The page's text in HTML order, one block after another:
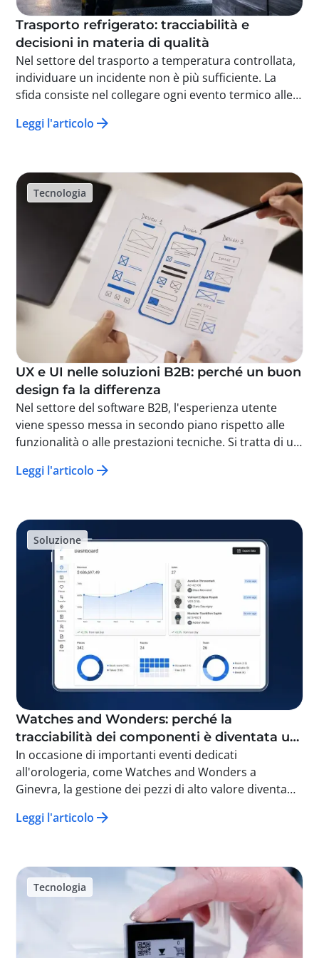
Trasporto refrigerato: tracciabilità e
decisioni in materia di qualità
Nel settore del trasporto a temperatura controllata,
individuare un incidente non è più sufficiente. La
sfida consiste nel collegare ogni evento termico alle
decisioni mirate, rapide e documentate in materia di
Leggi l'articolo
Tecnologia
UX e UI nelle soluzioni B2B: perché un buon
design fa la differenza
Nel settore del software B2B, l'esperienza utente
viene spesso messa in secondo piano rispetto alle
funzionalità o alle prestazioni tecniche. Si tratta di un
Experience) / UI (User Interface) non solo rende una
che la utilizza. Noi di Solid sviluppiamo soluzioni di
tracciabilità da diversi anni e ne abbiamo dato prova
quotidianamente.
Leggi l'articolo
Soluzione
Watches and Wonders: perché la
tracciabilità dei componenti è diventata un
imperativo strategico
In occasione di importanti eventi dedicati
all'orologeria, come Watches and Wonders a
Ginevra, la gestione dei pezzi di alto valore diventa
ed esigenze di eccellenza, le aziende non possono
movimento dei pezzi può essere identificato, datato
e analizzato in tempo reale. Il risultato: inventari più
rapidi, maggiore visibilità dei flussi, responsabilità
chiaramente attribuite e un'esperienza cliente più
fluida. Oltre alla sicurezza, questi dati offrono anche
Leggi l'articolo
Tecnologia